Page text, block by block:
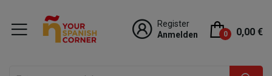
Register
Anmelden
0 0,00 €